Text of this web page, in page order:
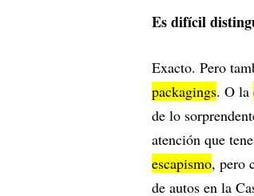
Es difícil
Exacto. Pero
packagings. O la
de lo
atención que
escapismo, pero
de autos en la